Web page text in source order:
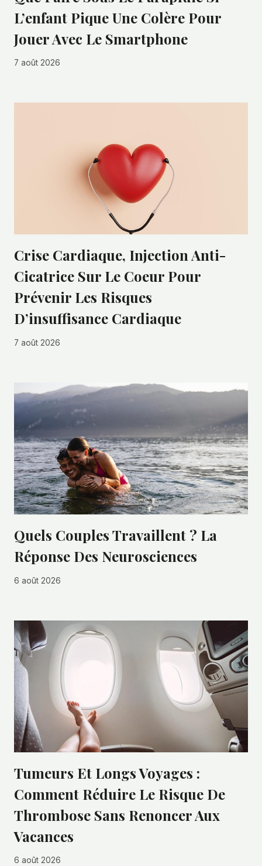
L’enfant Pique Une Colère Pour
Jouer Avec Le Smartphone
7 août 2026
Crise Cardiaque, Injection Anti-
Cicatrice Sur Le Coeur Pour
Prévenir Les Risques
D’insuffisance Cardiaque
7 août 2026
Quels Couples Travaillent ? La
Réponse Des Neurosciences
6 août 2026
Tumeurs Et Longs Voyages :
Comment Réduire Le Risque De
Thrombose Sans Renoncer Aux
Vacances
6 août 2026